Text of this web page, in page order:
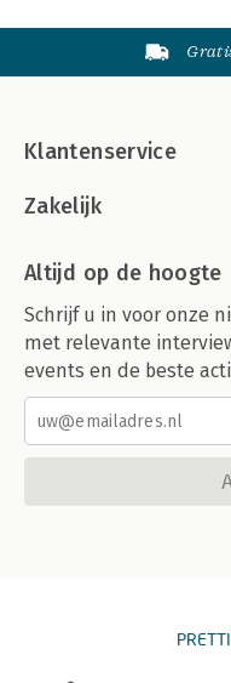
Klantenservice
Zakelijk
Altijd op de hoogte
Schrijf u in voor onze
met relevante
events en de beste